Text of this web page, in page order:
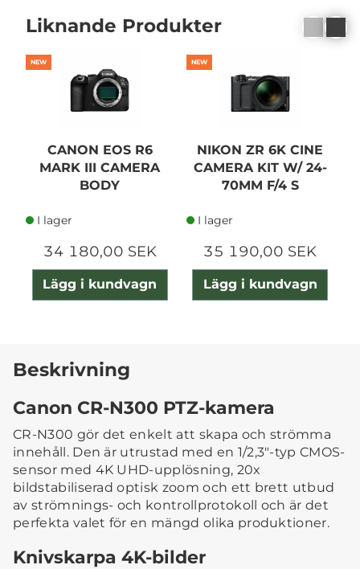
Liknande Produkter
NEW
CANON EOS R6
MARK III CAMERA
BODY
I lager
34 180,00 SEK
Lägg i kundvagn
NEW
NIKON ZR 6K CINE
CAMERA KIT W/ 24-
70MM F/4 S
I lager
35 190,00 SEK
Lägg i kundvagn
Beskrivning
Canon CR-N300 PTZ-kamera
CR-N300 gör det enkelt att skapa och strömma
innehåll. Den är utrustad med en 1/2,3"-typ CMOS-
sensor med 4K UHD-upplösning, 20x
bildstabiliserad optisk zoom och ett brett utbud
av strömnings- och kontrollprotokoll och är det
perfekta valet för en mängd olika produktioner.
Knivskarpa 4K-bilder